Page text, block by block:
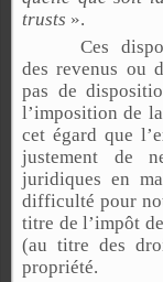
trusts ».
Ces
des revenus ou
pas de
l’imposition de
cet égard que
justement de
juridiques en
difficulté pour
titre de l’impôt
(au titre des
propriété.